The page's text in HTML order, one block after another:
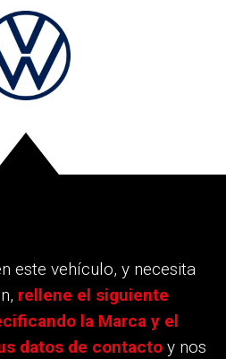
este vehículo, y necesita
rellene el siguiente
la Marca y el
datos de contactoy nos